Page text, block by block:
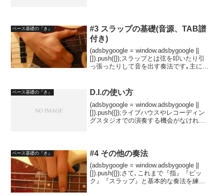
ベース基礎の『き』
#3 スラップの基礎(音源、TAB譜
付き)
(adsbygoogle = window.adsbygoogle ||
[]).push({});スラップとは弦を叩いたり引
っ張ったりして音を出す奏法です｡主に親
ベース基礎の『き』 D.I.の使い方
(adsbygoogle = window.adsbygoogle ||
[]).push({});ライブハウスやレコーディン
グスタジオでの演奏する機会がなければ
ベース基礎の『き』 #4 その他の奏法
(adsbygoogle = window.adsbygoogle ||
[]).push({});さて､これまで『指』『ピッ
ク』『スラップ』と基本的な奏法を練習